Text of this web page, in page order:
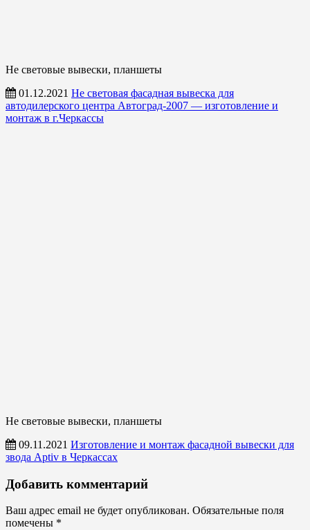
Не световые вывески, планшеты
01.12.2021 Не световая фасадная вывеска для
автодилерского центра Автоград-2007 — изготовление и
монтаж в г.Черкассы
Не световые вывески, планшеты
09.11.2021 Изготовление и монтаж фасадной вывески для
звода Aptiv в Черкассах
Не
световые
вывески,
планшеты
Добавить комментарий
Ваш адрес email не будет опубликован. Обязательные поля
помечены *